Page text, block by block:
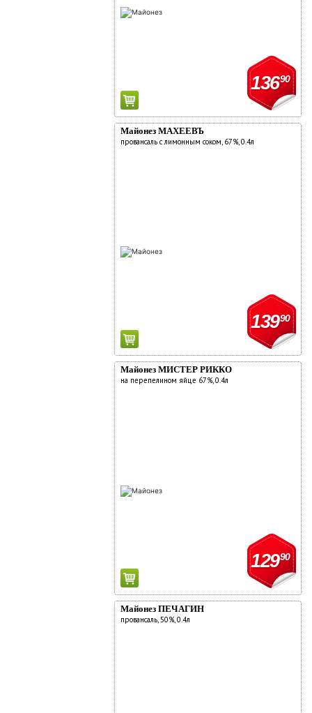
13690
Майонез МАХЕЕВЪ
провансаль с лимонным соком, 67%, 0.4л
13990
Майонез МИСТЕР РИККО
на перепелином яйце 67%, 0.4л
12990
Майонез ПЕЧАГИН
провансаль, 50%, 0.4л